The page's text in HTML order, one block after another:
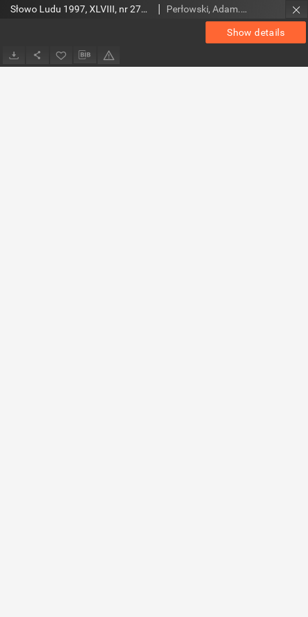
Show details
Słowo Ludu 1997, XLVIII, nr 271 (wydanie AB) Perłowski, Adam. Red.